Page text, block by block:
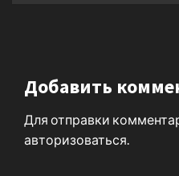
Добавить
Для отправки
авторизоваться